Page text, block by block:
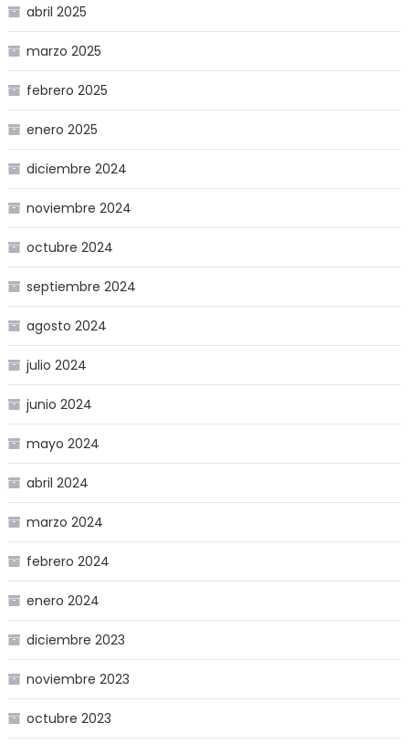
abril 2025
marzo 2025
febrero 2025
enero 2025
diciembre 2024
noviembre 2024
octubre 2024
septiembre 2024
agosto 2024
julio 2024
junio 2024
mayo 2024
abril 2024
marzo 2024
febrero 2024
enero 2024
diciembre 2023
noviembre 2023
octubre 2023